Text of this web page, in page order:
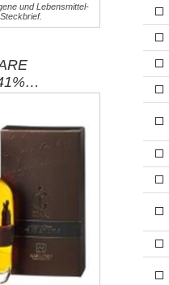
und Lebensmittel-
/ ITALIA